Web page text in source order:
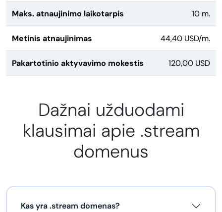
Maks. atnaujinimo laikotarpis 10 m.
Metinis atnaujinimas 44,40 USD/m.
Pakartotinio aktyvavimo mokestis 120,00 USD
Dažnai užduodami
klausimai apie .stream
domenus
Kas yra .stream domenas?